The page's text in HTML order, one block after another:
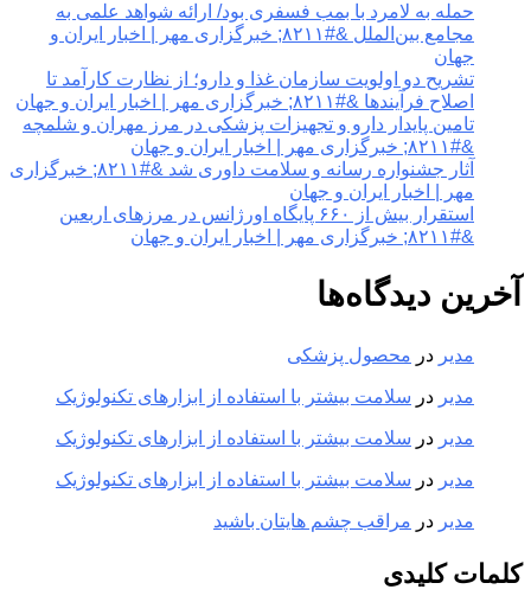
حمله به لامرد با بمب فسفری بود/ ارائه شواهد علمی به
مجامع بین‌الملل &#۸۲۱۱; خبرگزاری مهر | اخبار ایران و
جهان
تشریح دو اولویت سازمان غذا و دارو؛ از نظارت کارآمد تا
اصلاح فرآیندها &#۸۲۱۱; خبرگزاری مهر | اخبار ایران و جهان
تامین پایدار دارو و تجهیزات پزشکی در مرز مهران و شلمچه
&#۸۲۱۱; خبرگزاری مهر | اخبار ایران و جهان
آثار جشنواره رسانه و سلامت داوری شد &#۸۲۱۱; خبرگزاری
مهر | اخبار ایران و جهان
استقرار بیش از ۶۶۰ پایگاه اورژانس در مرزهای اربعین
&#۸۲۱۱; خبرگزاری مهر | اخبار ایران و جهان
آخرین دیدگاه‌ها
مدیر در محصول پزشکی
مدیر در سلامت بیشتر با استفاده از ابزارهای تکنولوژیک
مدیر در سلامت بیشتر با استفاده از ابزارهای تکنولوژیک
مدیر در سلامت بیشتر با استفاده از ابزارهای تکنولوژیک
مدیر در مراقب چشم هایتان باشید
کلمات کلیدی